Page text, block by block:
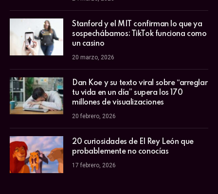
Stanford y el MIT confirman lo que ya
sospechábamos: TikTok funciona como
un casino
20 marzo, 2026
Dan Koe y su texto viral sobre “arreglar
tu vida en un día” supera los 170
millones de visualizaciones
20 febrero, 2026
20 curiosidades de El Rey León que
probablemente no conocías
17 febrero, 2026